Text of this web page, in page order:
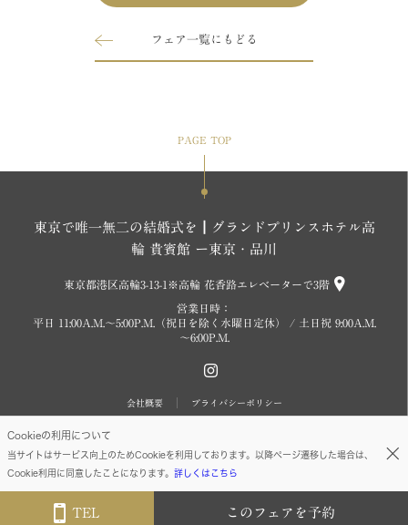
フェア一覧にもどる
Cookieの利用について
当サイトはサービス向上のためCookieを利用しております。以降ページ遷移した場合は、
Cookie利用に同意したことになります。 詳しくはこちら
TEL このフェアを予約
PAGE TOP
東京で唯一無二の結婚式を┃グランドプリンスホテル高
輪 貴賓館 ー東京・品川
東京都港区高輪3-13-1※高輪 花香路エレベーターで3階
営業日時：
平日 11:00A.M.～5:00P.M.（祝日を除く水曜日定休） / 土日祝 9:00A.M.
～6:00P.M.
会社概要 プライバシーポリシー
Copyright (c) SEIBU PRINCE HOTELS WORLDWIDE INC. All rights reserved.